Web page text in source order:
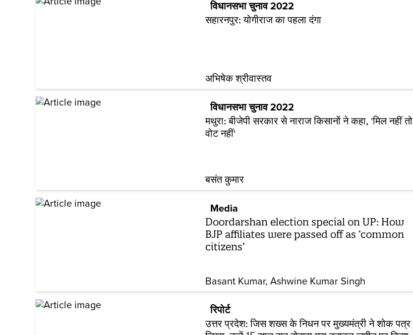
विधानसभा चुनाव 2022
सहारनपुर: योगीराज का पहला दंगा
अभिषेक श्रीवास्तव
विधानसभा चुनाव 2022
मथुरा: बीजेपी सरकार से नाराज किसानों ने कहा, 'मिल नहीं तो
वोट नहीं'
बसंत कुमार
Media
Doordarshan election special on UP: How
BJP affiliates were passed off as ‘common
citizens’
Basant Kumar Ashwine Kumar Singh
रिपोर्ट
उत्तर प्रदेश: जिस शख्स के निधन पर मुख्यमंत्री ने शोक पत्र